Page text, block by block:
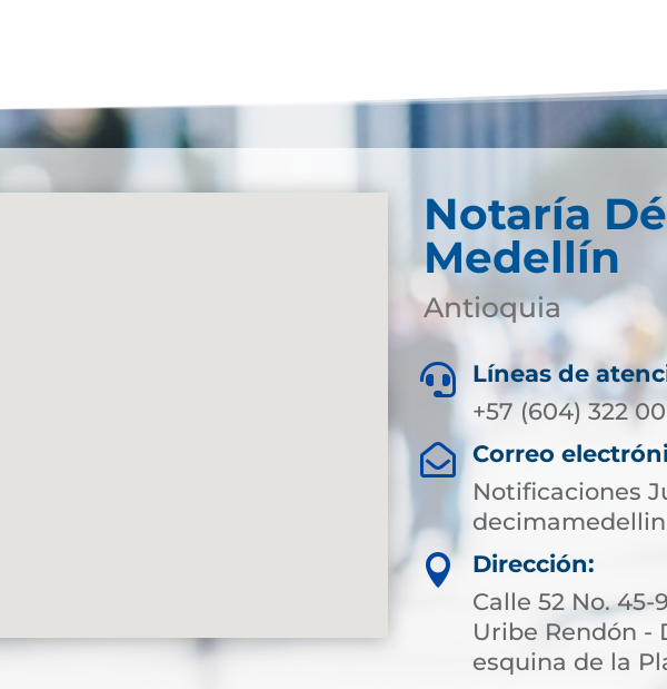
Notaría
Medellín
Antioquia

Líneas de
+57 (604) 322 00

Correo
Notificaciones

Dirección:
Calle 52 No. 45-
Uribe Rendón -
esquina de la